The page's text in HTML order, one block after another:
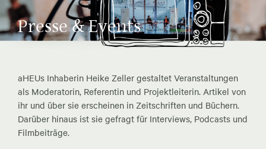
Presse & Events
aHEUs Inhaberin Heike Zeller gestaltet Veranstaltungen
als Moderatorin, Referentin und Projektleiterin. Artikel von
ihr und über sie erscheinen in Zeitschriften und Büchern.
Darüber hinaus ist sie gefragt für Interviews, Podcasts und
Filmbeiträge.